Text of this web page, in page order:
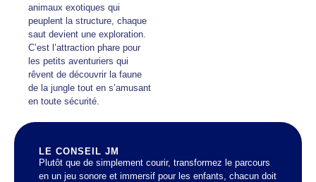
animaux exotiques qui
peuplent la structure, chaque
saut devient une exploration.
C’est l’attraction phare pour
les petits aventuriers qui
rêvent de découvrir la faune
de la jungle tout en s’amusant
en toute sécurité.
LE CONSEIL JM
Plutôt que de simplement courir, transformez le parcours
en un jeu sonore et immersif pour les enfants, chacun doit